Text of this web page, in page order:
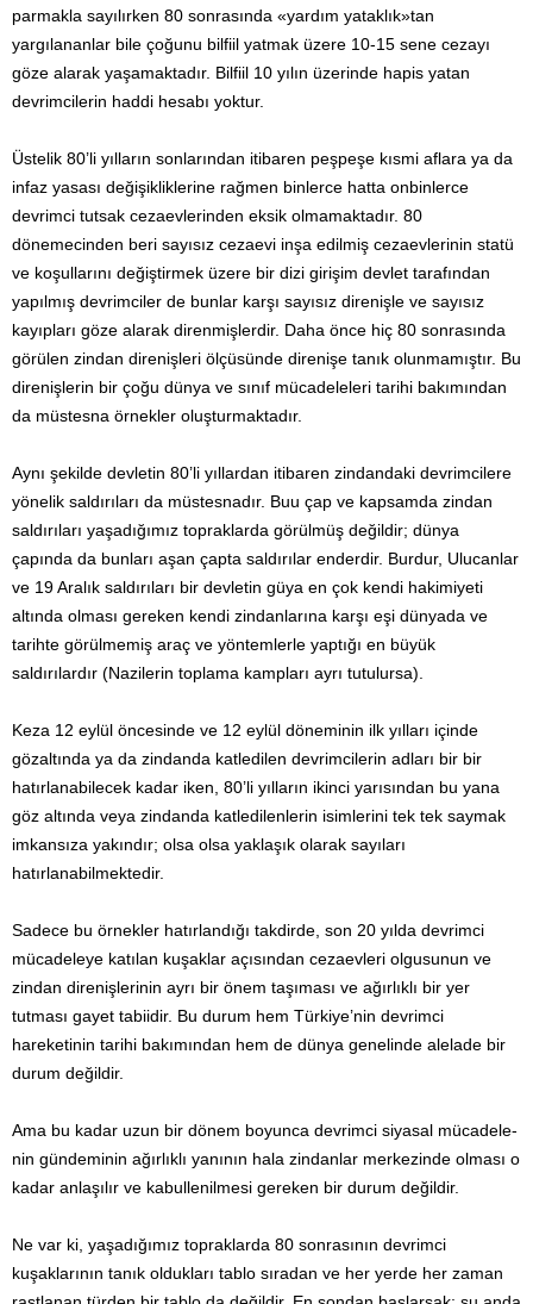
parmakla sayılırken 80 sonrasında «yardım yataklık»tan
yargılananlar bile çoğunu bilfiil yatmak üzere 10-15 sene cezayı
göze alarak yaşamaktadır. Bilfiil 10 yılın üzerinde hapis yatan
devrimcilerin haddi hesabı yoktur.
Üstelik 80’li yılların sonlarından itibaren peşpeşe kısmi aflara ya da
infaz yasası değişikliklerine rağmen binlerce hatta onbinlerce
devrimci tutsak cezaevlerinden eksik olmamaktadır. 80
dönemecinden beri sayısız cezaevi inşa edilmiş cezaevlerinin statü
ve koşullarını değiştirmek üzere bir dizi girişim devlet tarafından
yapılmış devrimciler de bunlar karşı sayısız direnişle ve sayısız
kayıpları göze alarak direnmişlerdir. Daha önce hiç 80 sonrasında
görülen zindan direnişleri ölçüsünde direnişe tanık olunmamıştır. Bu
direnişlerin bir çoğu dünya ve sınıf mücadeleleri tarihi bakımından
da müstesna örnekler oluşturmaktadır.
Aynı şekilde devletin 80’li yıllardan itibaren zindandaki devrimcilere
yönelik saldırıları da müstesnadır. Buu çap ve kapsamda zindan
saldırıları yaşadığımız topraklarda görülmüş değildir; dünya
çapında da bunları aşan çapta saldırılar enderdir. Burdur, Ulucanlar
ve 19 Aralık saldırıları bir devletin güya en çok kendi hakimiyeti
altında olması gereken kendi zindanlarına karşı eşi dünyada ve
tarihte görülmemiş araç ve yöntemlerle yaptığı en büyük
saldırılardır (Nazilerin toplama kampları ayrı tutulursa).
Keza 12 eylül öncesinde ve 12 eylül döneminin ilk yılları içinde
gözaltında ya da zindanda katledilen devrimcilerin adları bir bir
hatırlanabilecek kadar iken, 80’li yılların ikinci yarısından bu yana
göz altında veya zindanda katledilenlerin isimlerini tek tek saymak
imkansıza yakındır; olsa olsa yaklaşık olarak sayıları
hatırlanabilmektedir.
Sadece bu örnekler hatırlandığı takdirde, son 20 yılda devrimci
mücadeleye katılan kuşaklar açısından cezaevleri olgusunun ve
zindan direnişlerinin ayrı bir önem taşıması ve ağırlıklı bir yer
tutması gayet tabiidir. Bu durum hem Türkiye’nin devrimci
hareketinin tarihi bakımından hem de dünya genelinde alelade bir
durum değildir.
Ama bu kadar uzun bir dönem boyunca devrimci siyasal mücadele­
nin gündeminin ağırlıklı yanının hala zindanlar merkezinde olması o
kadar anlaşılır ve kabullenilmesi gereken bir durum değildir.
Ne var ki, yaşadığımız topraklarda 80 sonrasının devrimci
kuşaklarının tanık oldukları tablo sıradan ve her yerde her zaman